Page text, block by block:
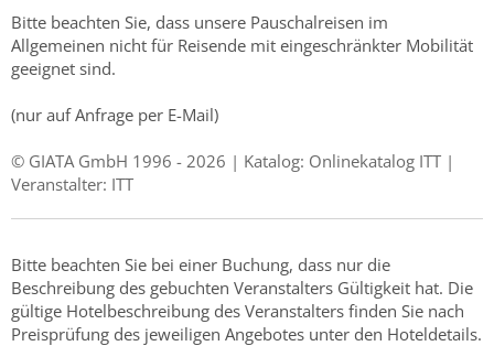
Bitte beachten Sie, dass unsere Pauschalreisen im
Allgemeinen nicht für Reisende mit eingeschränkter Mobilität
geeignet sind.
(nur auf Anfrage per E-Mail)
© GIATA GmbH 1996 - 2026 | Katalog: Onlinekatalog ITT |
Veranstalter: ITT
Bitte beachten Sie bei einer Buchung, dass nur die
Beschreibung des gebuchten Veranstalters Gültigkeit hat. Die
gültige Hotelbeschreibung des Veranstalters finden Sie nach
Preisprüfung des jeweiligen Angebotes unter den Hoteldetails.